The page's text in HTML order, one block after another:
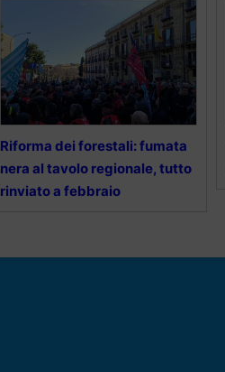
Riforma dei forestali: fumata
nera al tavolo regionale, tutto
rinviato a febbraio